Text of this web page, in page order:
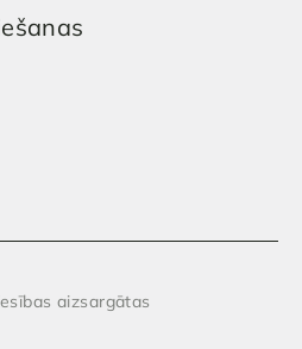
aizsargātas